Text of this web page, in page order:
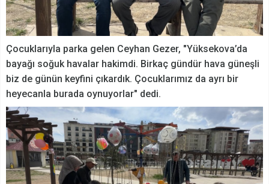
Çocuklarıyla parka gelen Ceyhan Gezer, "Yüksekova’da
bayağı soğuk havalar hakimdi. Birkaç gündür hava güneşli
biz de günün keyfini çıkardık. Çocuklarımız da ayrı bir
heyecanla burada oynuyorlar" dedi.